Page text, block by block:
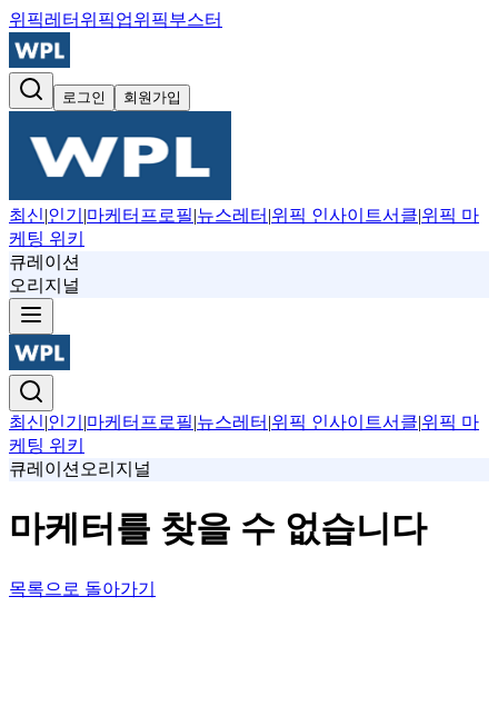
위픽레터 위픽업위픽부스터
로그인 회원가입
최신|인기 |마케터프로필|뉴스레터 |위픽 인사이트서클|위픽 마
케팅 위키
큐레이션
오리지널
최신|인기 |마케터프로필|뉴스레터 |위픽 인사이트서클|위픽 마
케팅 위키
큐레이션 오리지널
마케터를 찾을 수 없습니다
목록으로 돌아가기